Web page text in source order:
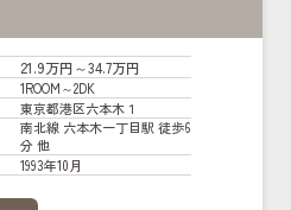
21.9万円～34.7万円
1ROOM～2DK
東京都港区六本木１
南北線 六本木一丁目駅 徒歩6
分 他
1993年10月